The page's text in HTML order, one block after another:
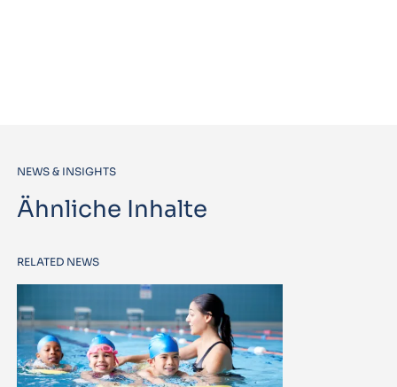
NEWS & INSIGHTS
Ähnliche Inhalte
RELATED NEWS